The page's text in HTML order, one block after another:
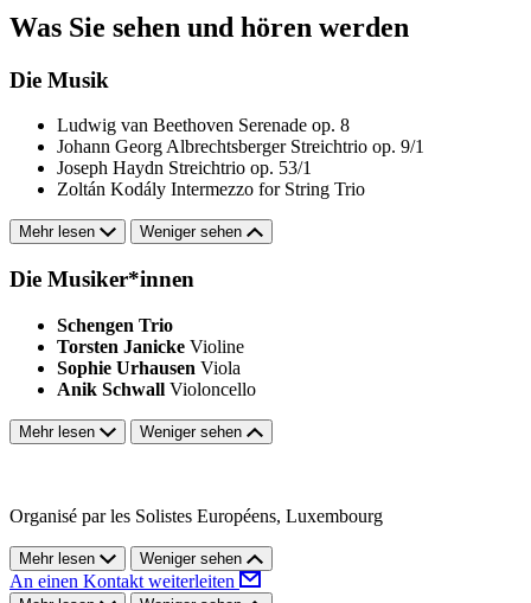
Was Sie sehen und hören werden
Die Musik
Ludwig van Beethoven Serenade op. 8
Johann Georg Albrechtsberger Streichtrio op. 9/1
Joseph Haydn Streichtrio op. 53/1
Zoltán Kodály Intermezzo for String Trio
Mehr lesen Weniger sehen
Die Musiker*innen
Schengen Trio
Torsten Janicke Violine
Sophie Urhausen Viola
Anik Schwall Violoncello
Mehr lesen Weniger sehen
Organisé par les Solistes Européens, Luxembourg
Mehr lesen Weniger sehen
An einen Kontakt weiterleiten